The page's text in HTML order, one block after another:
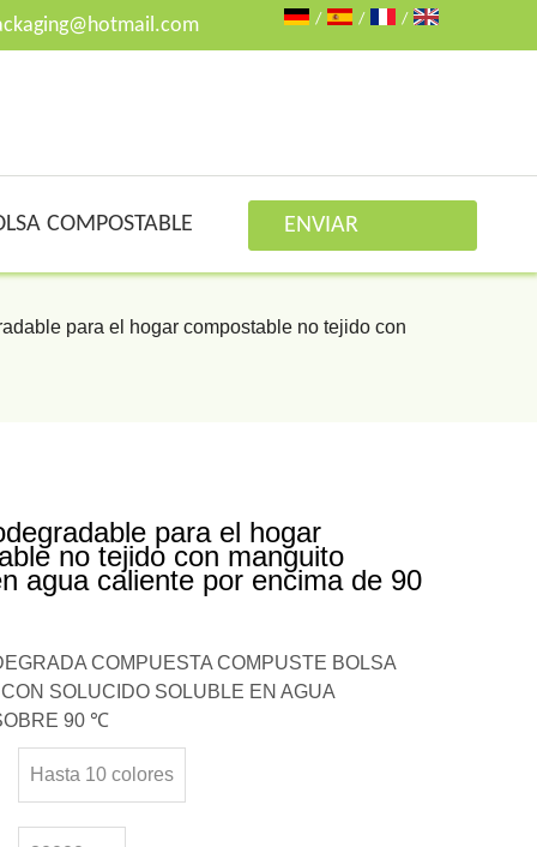
/ / /
COMPOSTABLE
ENVIAR
CONSULTA
para el hogar compostable no tejido con
para el hogar
no tejido con manguito
agua caliente por encima de 90
COMPUESTA COMPUSTE BOLSA
SOLUCIDO SOLUBLE EN AGUA
90 ℃
Hasta 10 colores